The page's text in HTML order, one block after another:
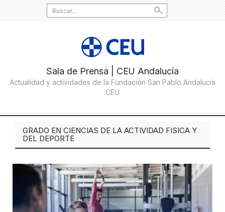
Search
for:
GRADO EN CIENCIAS DE LA ACTIVIDAD FISICA Y
DEL DEPORTE